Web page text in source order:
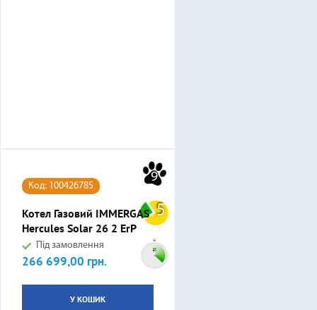
9
5
Код: 100426785
Котел Газовий IMMERGAS
Hercules Solar 26 2 ErP
Під замовлення
Ціна
266 699,00 грн.
У КОШИК